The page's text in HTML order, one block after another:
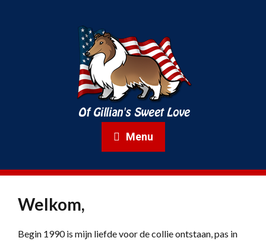
Menu
Welkom,
Begin 1990 is mijn liefde voor de collie ontstaan, pas in